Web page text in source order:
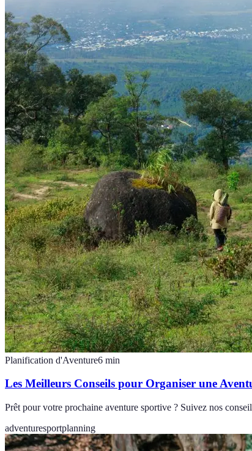
Planification d'Aventure6 min
Les Meilleurs Conseils pour Organiser une
Prêt pour votre prochaine aventure sportive ? Suivez nos
adventuresportplanning